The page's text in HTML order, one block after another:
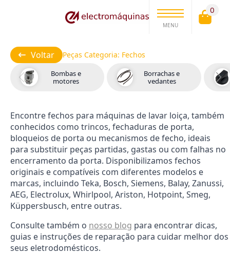
MENU
0
Voltar Peças Categoria: Fechos
Bombas e
motores
Borrachas e
vedantes
Encontre fechos para máquinas de lavar loiça, também
conhecidos como trincos, fechaduras de porta,
bloqueios de porta ou mecanismos de fecho, ideais
para substituir peças partidas, gastas ou com falhas no
encerramento da porta. Disponibilizamos fechos
originais e compatíveis com diferentes modelos e
marcas, incluindo Teka, Bosch, Siemens, Balay, Zanussi,
AEG, Electrolux, Whirlpool, Ariston, Hotpoint, Smeg,
Küppersbusch, entre outras.
Consulte também o nosso blog para encontrar dicas,
guias e instruções de reparação para cuidar melhor dos
seus eletrodomésticos.